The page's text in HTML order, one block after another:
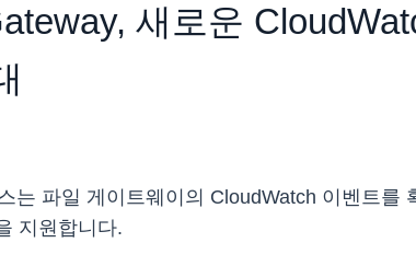
새로운
는 파일 게이트웨이의 CloudWatch 이벤트를
지원합니다.